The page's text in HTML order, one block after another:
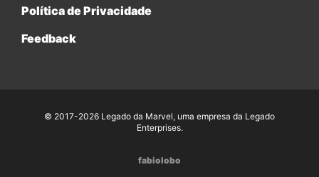
Política de Privacidade
Feedback
© 2017-2026 Legado da Marvel, uma empresa da Legado
Enterprises.
fabiolobo